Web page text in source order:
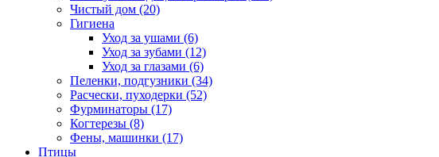
Чистый дом (20)
Гигиена
Уход за ушами (6)
Уход за зубами (12)
Уход за глазами (6)
Пеленки, подгузники (34)
Расчески, пуходерки (52)
Фурминаторы (17)
Когтерезы (8)
Фены, машинки (17)
Птицы